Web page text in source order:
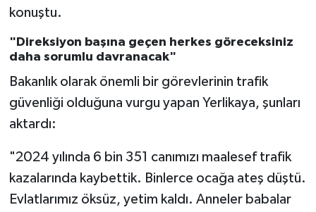
konuştu.
"Direksiyon başına geçen herkes göreceksiniz
daha sorumlu davranacak"
Bakanlık olarak önemli bir görevlerinin trafik
güvenliği olduğuna vurgu yapan Yerlikaya, şunları
aktardı:
"2024 yılında 6 bin 351 canımızı maalesef trafik
kazalarında kaybettik. Binlerce ocağa ateş düştü.
Evlatlarımız öksüz, yetim kaldı. Anneler babalar